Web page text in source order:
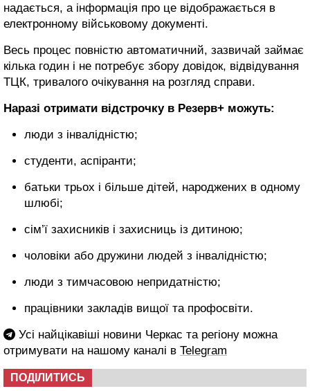
надається, а інформація про це відображається в
електронному військовому документі.
Весь процес повністю автоматичний, зазвичай займає
кілька годин і не потребує збору довідок, відвідування
ТЦК, тривалого очікування на розгляд справи.
Наразі отримати відстрочку в Резерв+ можуть:
люди з інвалідністю;
студенти, аспіранти;
батьки трьох і більше дітей, народжених в одному
шлюбі;
сім’ї захисників і захисниць із дитиною;
чоловіки або дружини людей з інвалідністю;
люди з тимчасовою непридатністю;
працівники закладів вищої та профосвіти.
Усі найцікавіші новини Черкас та регіону можна
отримувати на нашому каналі в Telegram
ПОДІЛИТИСЬ